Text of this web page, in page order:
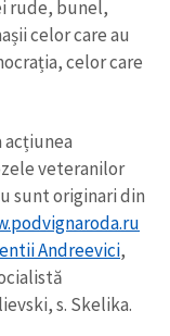
rude, bunel,
celor care au
celor care
veteranilor
sunt originari din
Andreevici,
s. Skelika.